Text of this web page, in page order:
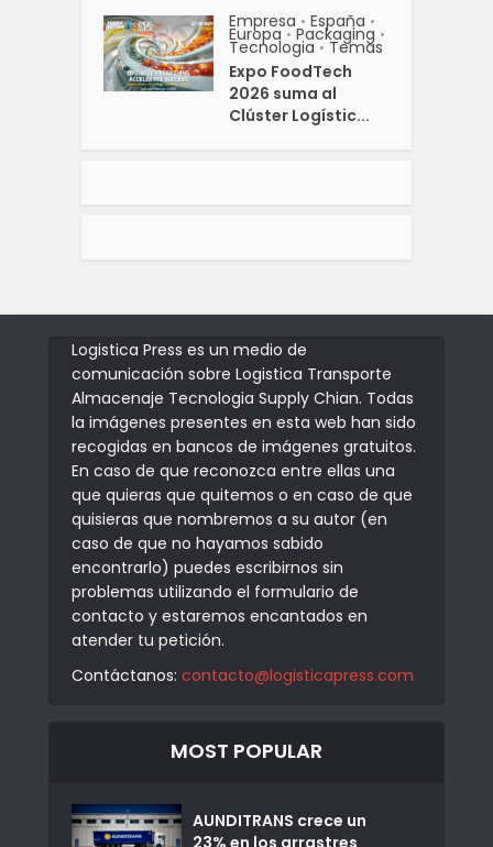
Empresa • España •
Europa • Packaging •
Tecnologia • Temas
Expo FoodTech
2026 suma al
Clúster Logístic...
Logistica Press es un medio de
comunicación sobre Logistica Transporte
Almacenaje Tecnologia Supply Chian. Todas
la imágenes presentes en esta web han sido
recogidas en bancos de imágenes gratuitos.
En caso de que reconozca entre ellas una
que quieras que quitemos o en caso de que
quisieras que nombremos a su autor (en
caso de que no hayamos sabido
encontrarlo) puedes escribirnos sin
problemas utilizando el formulario de
contacto y estaremos encantados en
atender tu petición.
Contáctanos: contacto@logisticapress.com
MOST POPULAR
AUNDITRANS crece un
23% en los arrastres